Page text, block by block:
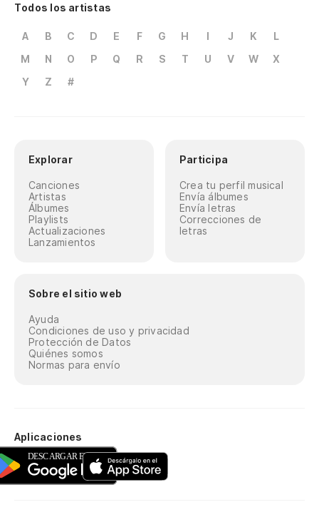
Todos los artistas
A B C D E F G H I J K
L
M
N O P Q R S T U V W
X
Y
Z #
Explorar
Canciones
Artistas
Álbumes
Playlists
Actualizaciones
Lanzamientos
Participa
Crea tu perfil musical
Envía álbumes
Envía letras
Correcciones de
letras
Sobre el sitio web
Ayuda
Condiciones de uso y privacidad
Protección de Datos
Quiénes somos
Normas para envío
Aplicaciones